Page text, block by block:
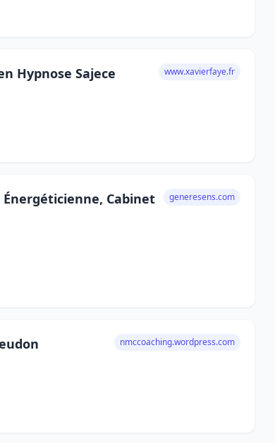
Hypnose Sajece www.xavierfaye.fr
Énergéticienne, Cabinet
generesens.com
nmccoaching.wordpress.com